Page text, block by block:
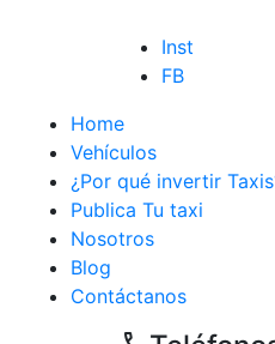
Inst
FB
Home
Vehículos
¿Por qué invertir
Publica Tu taxi
Nosotros
Blog
Contáctanos